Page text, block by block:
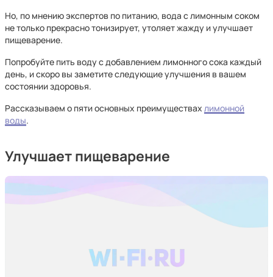
Но, по мнению экспертов по питанию, вода с лимонным соком
не только прекрасно тонизирует, утоляет жажду и улучшает
пищеварение.
Попробуйте пить воду с добавлением лимонного сока каждый
день, и скоро вы заметите следующие улучшения в вашем
состоянии здоровья.
Рассказываем о пяти основных преимуществах лимонной
воды.
Улучшает пищеварение